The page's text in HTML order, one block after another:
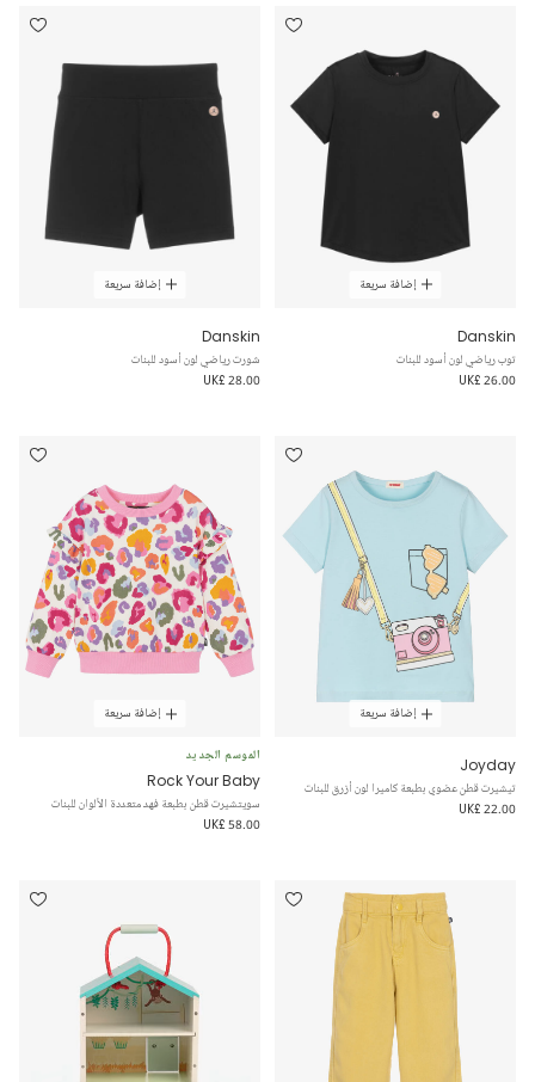
إضافة سريعة
Danskin
توب رياضي لون أسود للبنات
UK£ 26.00
إضافة سريعة
Danskin
شورت رياضي لون أسود للبنات
UK£ 28.00
إضافة سريعة
Joyday
تيشيرت قطن عضوي بطبعة كاميرا لون أزرق للبنات
UK£ 22.00
إضافة سريعة
الموسم الجديد
Rock Your Baby
سويتشيرت قطن بطبعة فهد متعددة الألوان للبنات
UK£ 58.00